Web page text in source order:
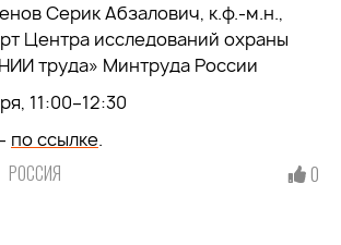
Серик Абзалович, к.ф.-м.н.,
Центра исследований охраны
труда» Минтруда России
11:00–12:30
по ссылке.
РОССИЯ 0